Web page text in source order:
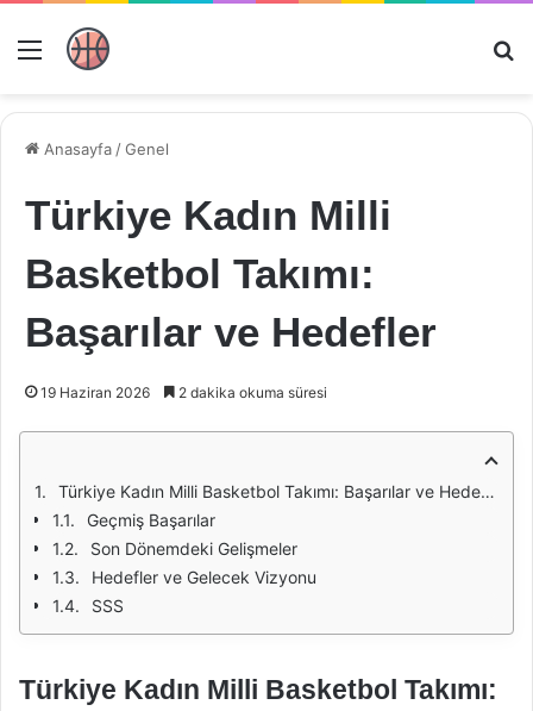
Menü
Anasayfa /Genel
Türkiye Kadın Milli
Basketbol Takımı:
Başarılar ve Hedefler
19 Haziran 2026 2 dakika okuma süresi
Türkiye Kadın Milli Basketbol Takımı: Başarılar ve Hedefler
Geçmiş Başarılar
Son Dönemdeki Gelişmeler
Hedefler ve Gelecek Vizyonu
SSS
Türkiye Kadın Milli Basketbol Takımı: